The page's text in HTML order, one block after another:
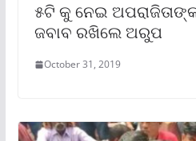
୫ଟି କୁ ନେଇ ଅପରାଜିତାଙ୍କ
ଜବାବ ରଖିଲେ ଅରୁପ
October 31, 2019